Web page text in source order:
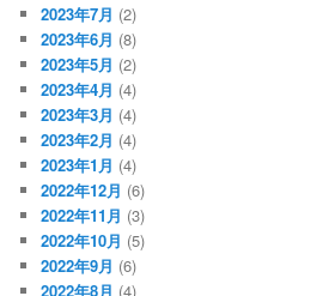
2023年7月 (2)
2023年6月 (8)
2023年5月 (2)
2023年4月 (4)
2023年3月 (4)
2023年2月 (4)
2023年1月 (4)
2022年12月 (6)
2022年11月 (3)
2022年10月 (5)
2022年9月 (6)
2022年8月 (4)